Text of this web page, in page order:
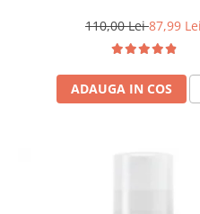
110,00 Lei87,99 Lei
ADAUGA IN COS